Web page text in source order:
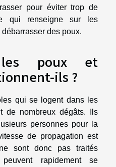
pour éviter trop de
qui renseigne sur les
des poux.
poux et
ils ?
qui se logent dans les
de nombreux dégâts. Ils
personnes pour la
de propagation est
sont donc pas traités
rapidement se